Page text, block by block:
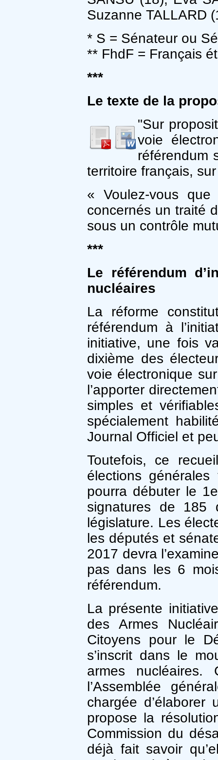
Suzanne TALLARD
* S = Sénateur ou
** FhdF = Français
***
Le texte de la
"Sur
voie
référendum
territoire français,
« Voulez-vous
concernés un traité
sous un contrôle
***
Le référendum
nucléaires
La réforme
référendum à
initiative, une fois
dixième des
voie électronique
l’apporter
simples et
spécialement
Journal Officiel et
Toutefois, ce
élections
pourra débuter le
signatures de 185
législature. Les
les députés et
2017 devra
pas dans les 6
référendum.
La présente
des Armes
Citoyens pour le
s’inscrit dans le
armes
l’Assemblée
chargée d’élaborer
propose la
Commission du
déjà fait savoir